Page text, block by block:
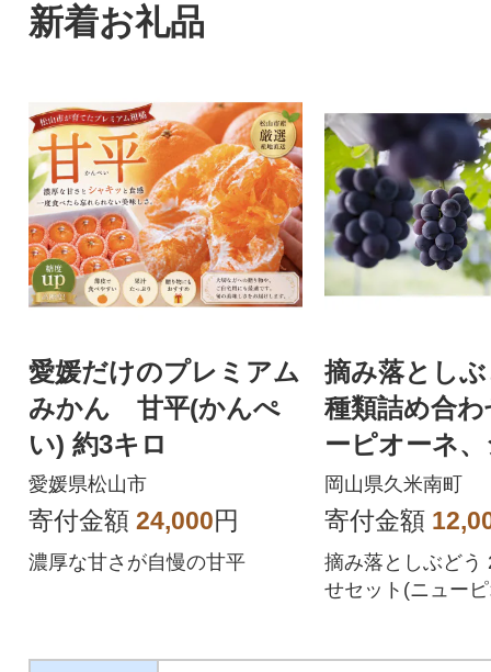
新着お礼品
愛媛だけのプレミアム
みかん 甘平(かんぺ
い) 約3キロ
愛媛県松山市
寄付金額 24,000円
濃厚な甘さが自慢の甘平
摘み落とし
種類詰め合
ーピオーネ
マスカット)
岡山県久米南町
寄付金額
摘み落としぶどう
せセット(ニュー